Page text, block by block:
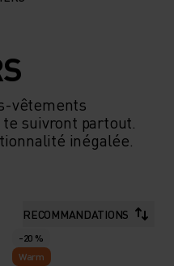
vêtements
suivront partout.
inégalée.
RECOMMANDATIONS
-20 %
Warm